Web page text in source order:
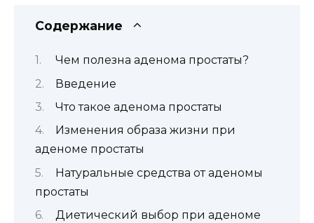
Содержание
Чем полезна аденома простаты?
Введение
Что такое аденома простаты
Изменения образа жизни при
аденоме простаты
Натуральные средства от аденомы
простаты
Диетический выбор при аденоме